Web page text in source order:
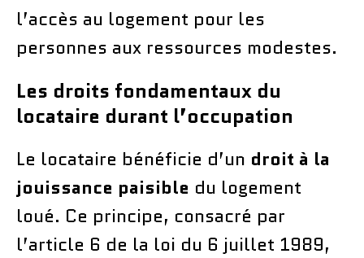
l’accès au logement pour les
personnes aux ressources modestes.
Les droits fondamentaux du
locataire durant l’occupation
Le locataire bénéficie d’un droit à la
jouissance paisible du logement
loué. Ce principe, consacré par
l’article 6 de la loi du 6 juillet 1989,